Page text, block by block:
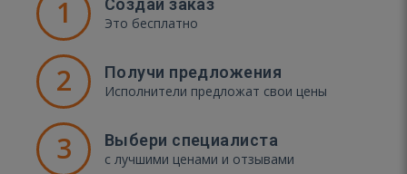
1 Это бесплатно
2 Получи предложения
Исполнители предложат свои цены
3 Выбери специалиста
с лучшими ценами и отзывами